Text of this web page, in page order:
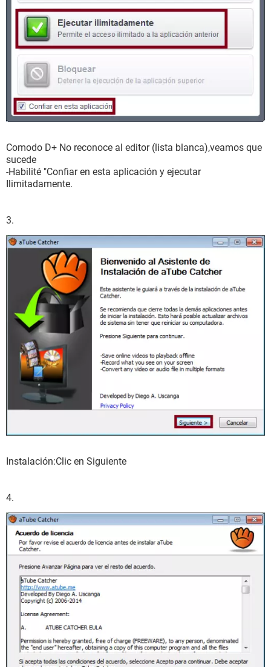
Comodo D+ No reconoce al editor (lista blanca),veamos que
sucede
-Habilité "Confiar en esta aplicación y ejecutar
Ilimitadamente.
3.
Instalación:Clic en Siguiente
4.